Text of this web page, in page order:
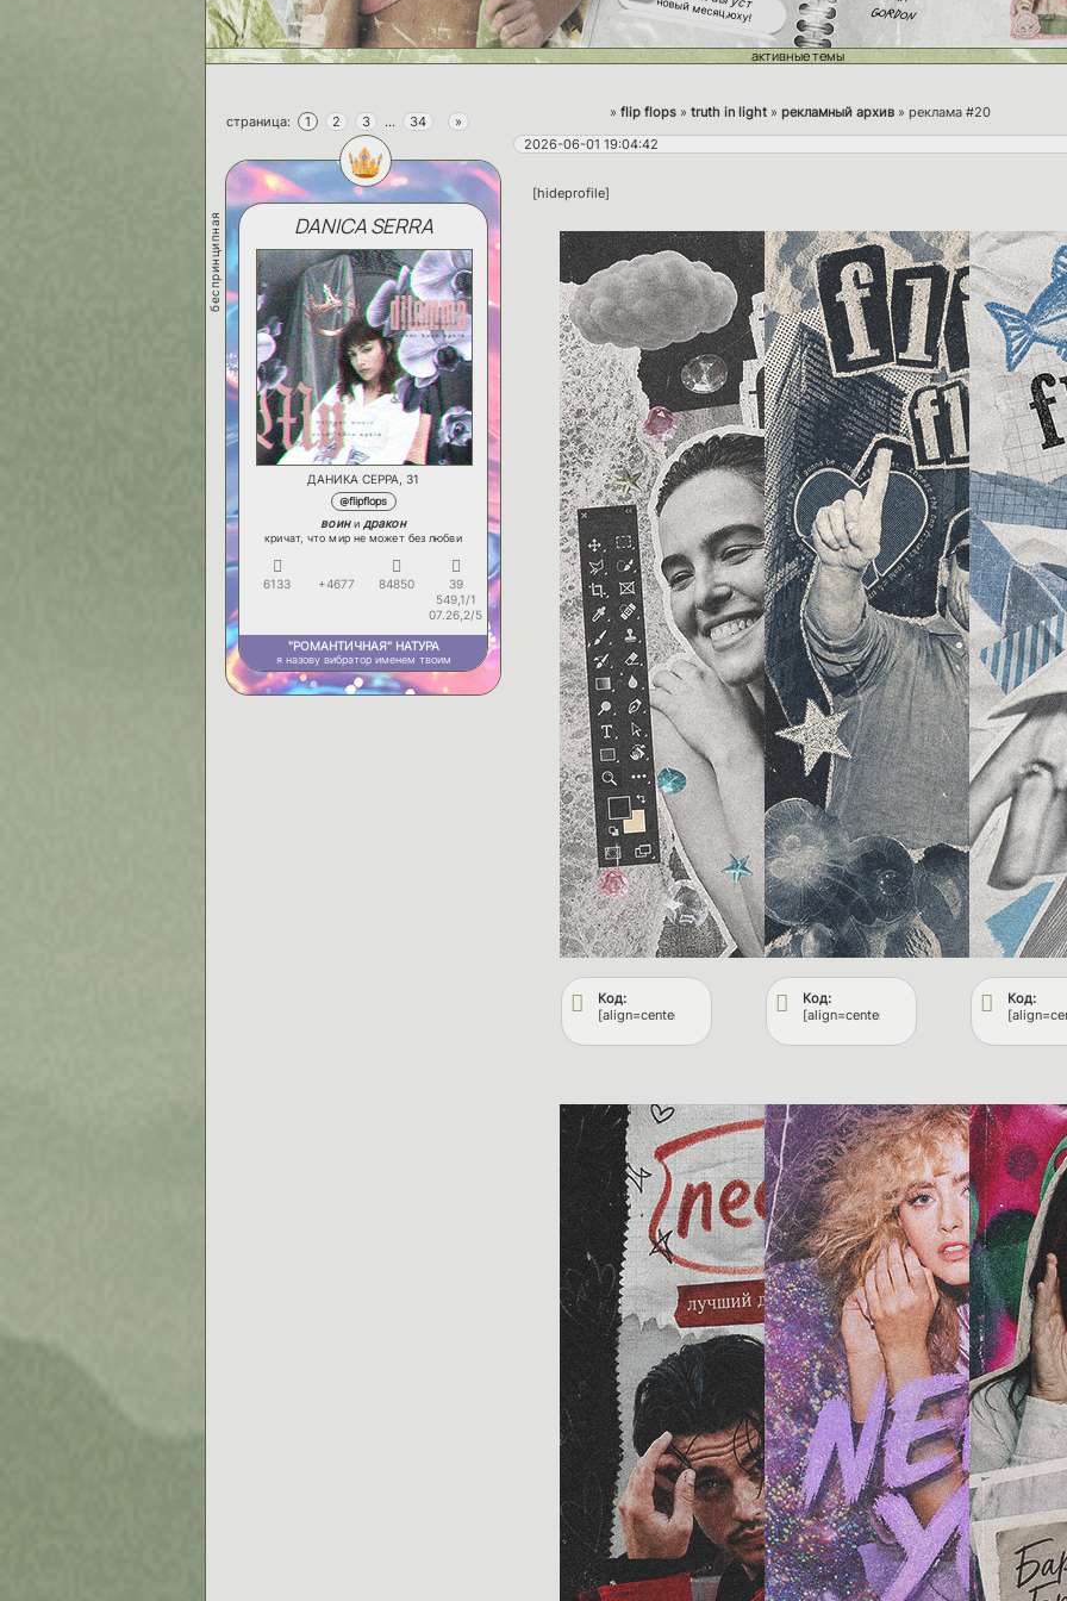
новый месяц,юху!
29/07 список предупреждения
профили навылет
29/07 новый факт
новая активность
детали о персонаже
gordon
активные темы
» flip flops » truth in light » рекламный архив » реклама #20
страница: 1 2 3 … 34
»
2026-06-01 19:04:42
беспринципная DANICA SERRA
ДАНИКА СЕРРА, 31
@flipflops
воини дракон
кричат, что мир не может без любви
6133 +4677 84850
39
549,1/1
07.26,2/5
"РОМАНТИЧНАЯ" НАТУРА
я назову вибратор именем твоим
[hideprofile]
Код:
[align=center][url=https://fflops.ru/][img]https://upforme.ru/uploads/
Код:
[align=center][url=https://fflops.ru/
Код: